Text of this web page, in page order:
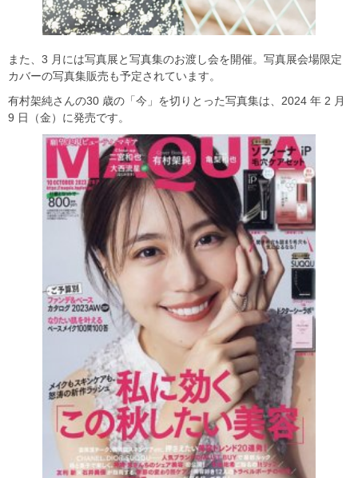
また、3 月には写真展と写真集のお渡し会を開催。写真展会場限定
カバーの写真集販売も予定されています。
有村架純さんの30 歳の「今」を切りとった写真集は、2024 年 2 月
9 日（金）に発売です。